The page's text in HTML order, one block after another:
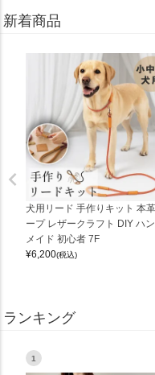
新着商品
犬用リード 手作りキット 本
ープ レザークラフト DIY ハ
メイド 初心者 7F
¥6,200(税込)
ランキング
1